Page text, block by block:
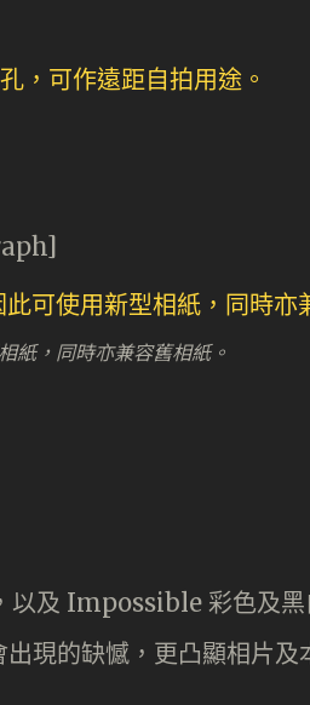
紙，同時亦兼容舊相紙。
以及 Impossible 彩色及
現的缺憾，更凸顯相片及